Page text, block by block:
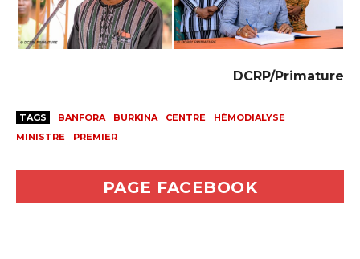
DCRP/Primature
TAGS BANFORA BURKINA CENTRE
HÉMODIALYSE
MINISTRE
PREMIER
PAGE FACEBOOK